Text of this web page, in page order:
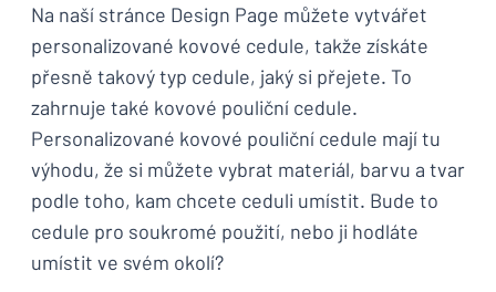
Na naší stránce Design Page můžete vytvářet
personalizované kovové cedule, takže získáte
přesně takový typ cedule, jaký si přejete. To
zahrnuje také kovové pouliční cedule.
Personalizované kovové pouliční cedule mají tu
výhodu, že si můžete vybrat materiál, barvu a tvar
podle toho, kam chcete ceduli umístit. Bude to
cedule pro soukromé použití, nebo ji hodláte
umístit ve svém okolí?